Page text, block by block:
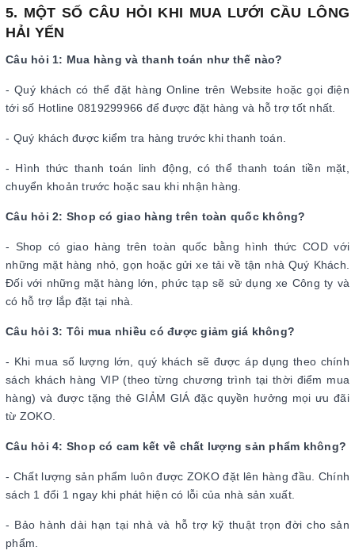
5. MỘT SỐ CÂU HỎI KHI MUA LƯỚI CẦU LÔNG
HẢI YẾN
Câu hỏi 1: Mua hàng và thanh toán như thế nào?
- Quý khách có thể đặt hàng Online trên Website hoặc gọi điện
tới số Hotline 0819299966 để được đặt hàng và hỗ trợ tốt nhất.
- Quý khách được kiểm tra hàng trước khi thanh toán.
- Hình thức thanh toán linh động, có thể thanh toán tiền mặt,
chuyển khoản trước hoặc sau khi nhận hàng.
Câu hỏi 2: Shop có giao hàng trên toàn quốc không?
- Shop có giao hàng trên toàn quốc bằng hình thức COD với
những mặt hàng nhỏ, gọn hoặc gửi xe tải về tận nhà Quý Khách.
Đối với những mặt hàng lớn, phức tạp sẽ sử dụng xe Công ty và
có hỗ trợ lắp đặt tại nhà.
Câu hỏi 3: Tôi mua nhiều có được giảm giá không?
- Khi mua số lượng lớn, quý khách sẽ được áp dụng theo chính
sách khách hàng VIP (theo từng chương trình tại thời điểm mua
hàng) và được tặng thẻ GIẢM GIÁ đặc quyền hưởng mọi ưu đãi
từ ZOKO.
Câu hỏi 4: Shop có cam kết về chất lượng sản phẩm không?
- Chất lượng sản phẩm luôn được ZOKO đặt lên hàng đầu. Chính
sách 1 đổi 1 ngay khi phát hiện có lỗi của nhà sản xuất.
- Bảo hành dài hạn tại nhà và hỗ trợ kỹ thuật trọn đời cho sản
phẩm.